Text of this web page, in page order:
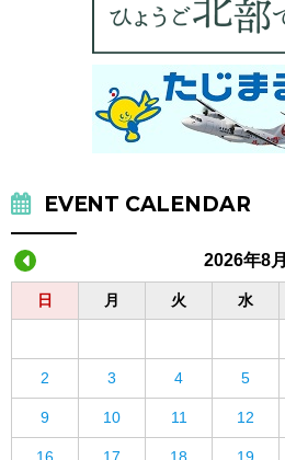
EVENT CALENDAR
2026年8月
日 月 火 水
2 3 4 5
9 10 11 12
16 17 18 19